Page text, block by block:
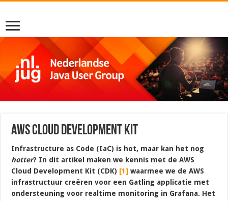
AWS Cloud Development Kit
Infrastructure as Code (IaC) is hot, maar kan het nog
hotter? In dit artikel maken we kennis met de AWS
Cloud Development Kit (CDK) [1] waarmee we de AWS
infrastructuur creëren voor een Gatling applicatie met
ondersteuning voor realtime monitoring in Grafana. Het